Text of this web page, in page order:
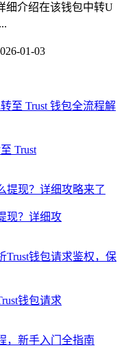
细介绍在该钱包中转U
01-03
Trust
现？详细攻
钱包请求